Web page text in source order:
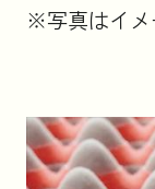
※写真はイメ